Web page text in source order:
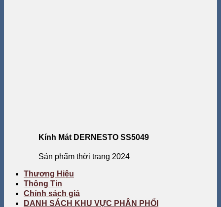
Kính Mát DERNESTO SS5049
Sản phẩm thời trang 2024
Thương Hiệu
Thông Tin
Chính sách giá
DANH SÁCH KHU VỰC PHÂN PHỐI